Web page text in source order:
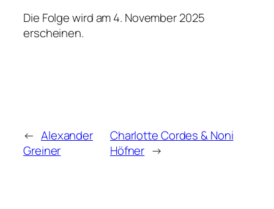
Die Folge wird am 4. November 2025
erscheinen.
← Alexander
Greiner
Charlotte Cordes & Noni
Höfner →